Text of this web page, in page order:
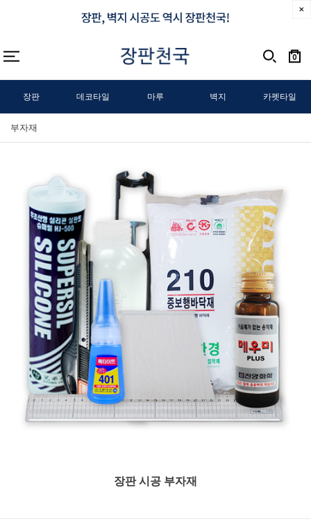
0
장판 데코타일 마루 벽지 카펫타일
부자재
장판 시공 부자재